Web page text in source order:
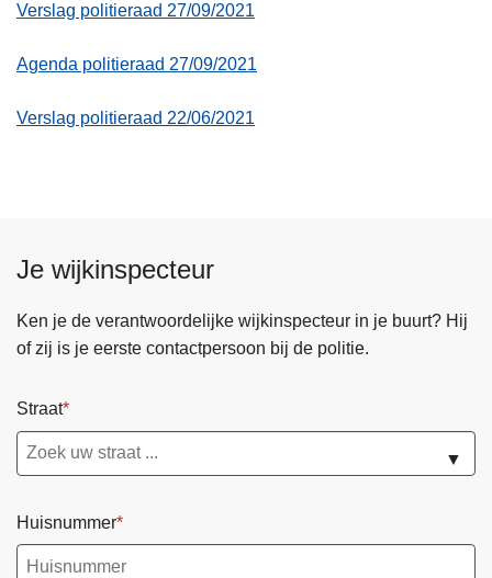
Verslag politieraad 27/09/2021
Agenda politieraad 27/09/2021
Verslag politieraad 22/06/2021
Je wijkinspecteur
Ken je de verantwoordelijke wijkinspecteur in je buurt? Hij
of zij is je eerste contactpersoon bij de politie.
Straat
▼
Huisnummer